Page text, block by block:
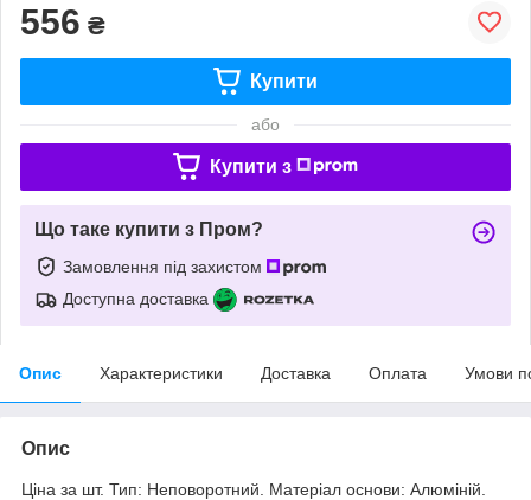
556 ₴
Купити
або
Купити з
Що таке купити з Пром?
Замовлення під захистом
Доступна доставка
Опис Характеристики Доставка Оплата Умови
Опис
Ціна за шт. Тип: Неповоротний. Матеріал основи: Алюміній.